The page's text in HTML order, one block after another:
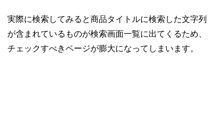
実際に検索してみると商品タイトルに検索した文字列
が含まれているものが検索画面一覧に出てくるため、
チェックすべきページが膨大になってしまいます。